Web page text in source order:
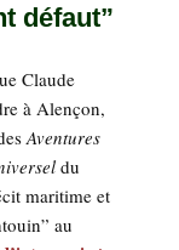
défaut”
Claude
à Alen­çon,
Aven­tures
du
mari­time et
au